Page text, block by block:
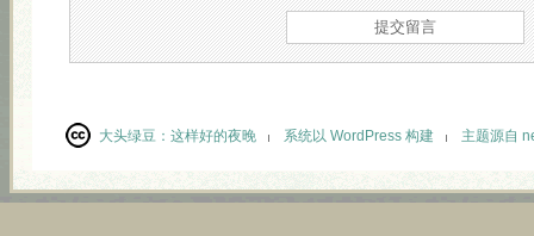
大头绿豆： 这样好的夜晚 系统以 WordPress 构建 主题源自